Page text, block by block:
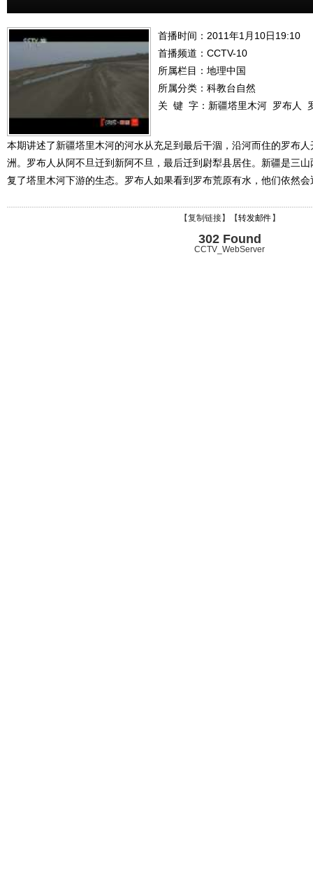
首播时间：2011年1月10日19:10
首播频道： CCTV-10
所属栏目： 地理中国
所属分类：科教台自然
关 键 字： 新疆塔里木河 罗布人
本期讲述了新疆塔里木河的河水从充足到最后干涸，沿河而住的罗布
洲。罗布人从阿不旦迁到新阿不旦，最后迁到尉犁县居住。新疆是三
复了塔里木河下游的生态。罗布人如果看到罗布荒原有水，他们依然会
【复制链接】【转发邮件 】
302 Found
CCTV_WebServer